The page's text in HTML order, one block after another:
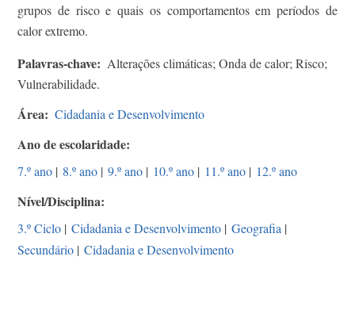
grupos de risco e quais os comportamentos em períodos de
calor extremo.
Palavras-chave
Alterações climáticas; Onda de calor; Risco;
Vulnerabilidade.
Área Cidadania e Desenvolvimento
Ano de escolaridade
7.º ano | 8.º ano | 9.º ano | 10.º ano | 11.º ano | 12.º ano
Nível/Disciplina
3.º Ciclo | Cidadania e Desenvolvimento | Geografia |
Secundário | Cidadania e Desenvolvimento